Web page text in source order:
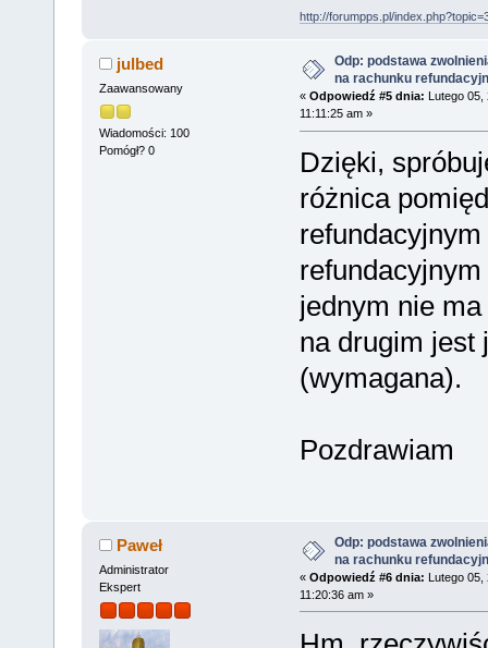
http://forumpps.pl/
julbed
Zaawansowany
Wiadomości: 100
Pomógł? 0
Odp: podstawa
na rachunku
« Odpowiedź #5 dnia: Lutego 05,
11:11:25 am »
Dzięki,
różnica
jednym nie
na drugim jest
(wymagana).
Pozdrawiam
Paweł
Administrator
Ekspert
Odp: podstawa
na rachunku
« Odpowiedź #6 dnia: Lutego 05,
11:20:36 am »